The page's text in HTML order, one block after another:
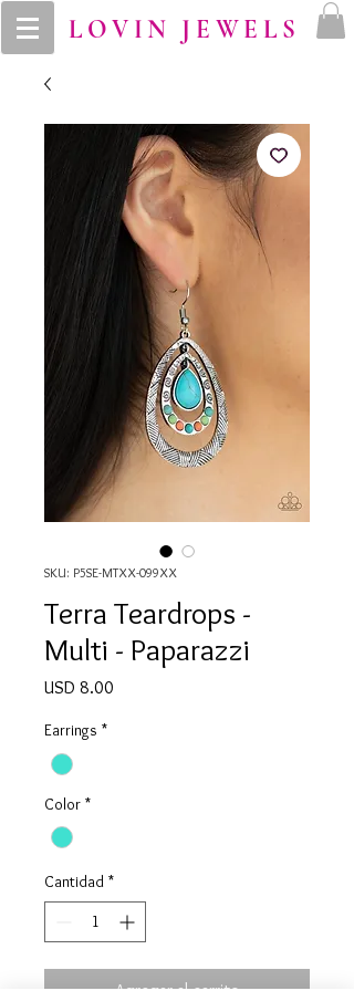
LOVIN JEWELS
SKU: P5SE-MTXX-099XX
Terra Teardrops -
Multi - Paparazzi
USD 8.00
Earrings *
Color *
Cantidad *